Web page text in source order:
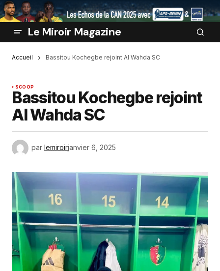
Le Miroir Magazine
Accueil Bassitou Kochegbe rejoint Al Wahda SC
SCOOP
Bassitou Kochegbe rejoint
Al Wahda SC
par lemiroirjanvier 6, 2025